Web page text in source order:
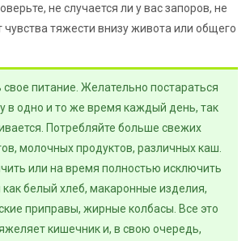
не случается ли у вас запоров, не
чувства тяжести внизу живота или общего
питание. Желательно постараться
в одно и то же время каждый день, так
Потребляйте больше свежих
молочных продуктов, различных каш.
или на время полностью исключить
как белый хлеб, макаронные изделия,
приправы, жирные колбасы. Все это
кишечник и, в свою очередь,